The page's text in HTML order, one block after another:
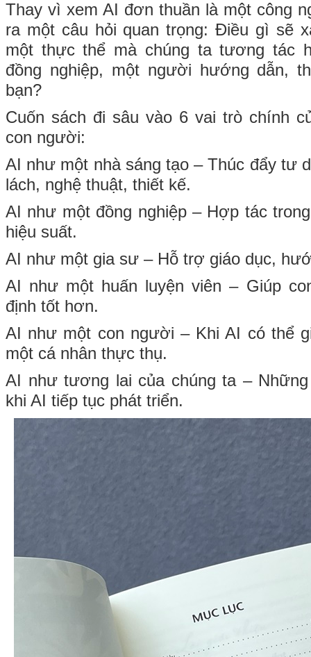
Thay vì xem AI đơn thuần là một công
ra một câu hỏi quan trọng: Điều gì sẽ
một thực thể mà chúng ta tương tác
đồng nghiệp, một người hướng dẫn,
bạn?
Cuốn sách đi sâu vào 6 vai trò chính
con người:
AI như một nhà sáng tạo – Thúc đẩy tư
lách, nghệ thuật, thiết kế.
AI như một đồng nghiệp – Hợp tác
hiệu suất.
AI như một gia sư – Hỗ trợ giáo dục,
AI như một huấn luyện viên – Giúp
định tốt hơn.
AI như một con người – Khi AI có thể
một cá nhân thực thụ.
AI như tương lai của chúng ta –
khi AI tiếp tục phát triển.